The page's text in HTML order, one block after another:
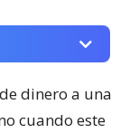
dinero a una
cuando este